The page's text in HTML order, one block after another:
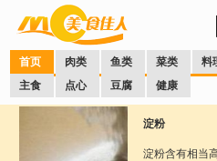
首页 肉类 鱼类 菜类 料
主食
点心 豆腐 健康
淀粉
淀粉含有相当